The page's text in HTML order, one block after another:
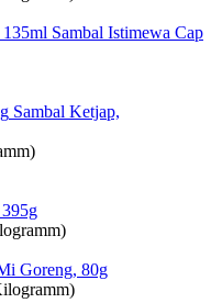
Sambal Istimewa Cap
Sambal Ketjap,
Goreng, 80g